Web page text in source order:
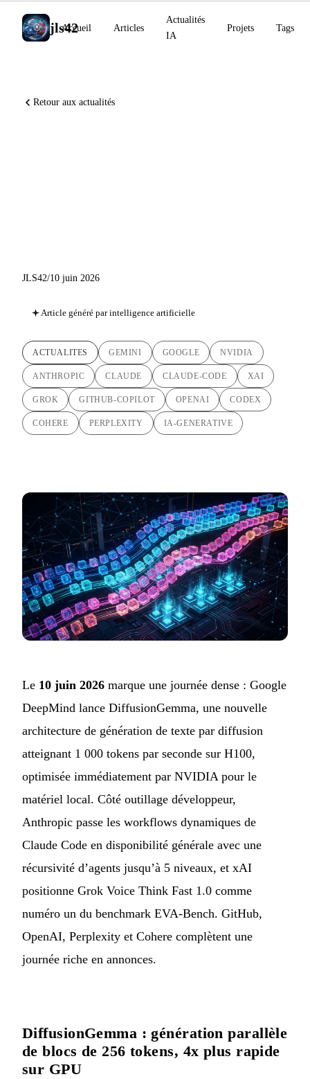
jls42
Accueil Articles
Actualités
IA
Projets Tags
Retour aux actualités
JLS42/10 juin 2026
Article généré par intelligence artificielle
ACTUALITES GEMINI GOOGLE NVIDIA
ANTHROPIC CLAUDE CLAUDE-CODE XAI
GROK GITHUB-COPILOT OPENAI CODEX
COHERE PERPLEXITY IA-GENERATIVE
Le 10 juin 2026 marque une journée dense : Google
DeepMind lance DiffusionGemma, une nouvelle
architecture de génération de texte par diffusion
atteignant 1 000 tokens par seconde sur H100,
optimisée immédiatement par NVIDIA pour le
matériel local. Côté outillage développeur,
Anthropic passe les workflows dynamiques de
Claude Code en disponibilité générale avec une
récursivité d’agents jusqu’à 5 niveaux, et xAI
positionne Grok Voice Think Fast 1.0 comme
numéro un du benchmark EVA-Bench. GitHub,
OpenAI, Perplexity et Cohere complètent une
journée riche en annonces.
DiffusionGemma : génération parallèle
de blocs de 256 tokens, 4x plus rapide
sur GPU